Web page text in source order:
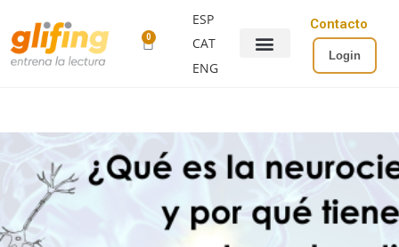
0
ESP
CAT
ENG
Contacto
Login